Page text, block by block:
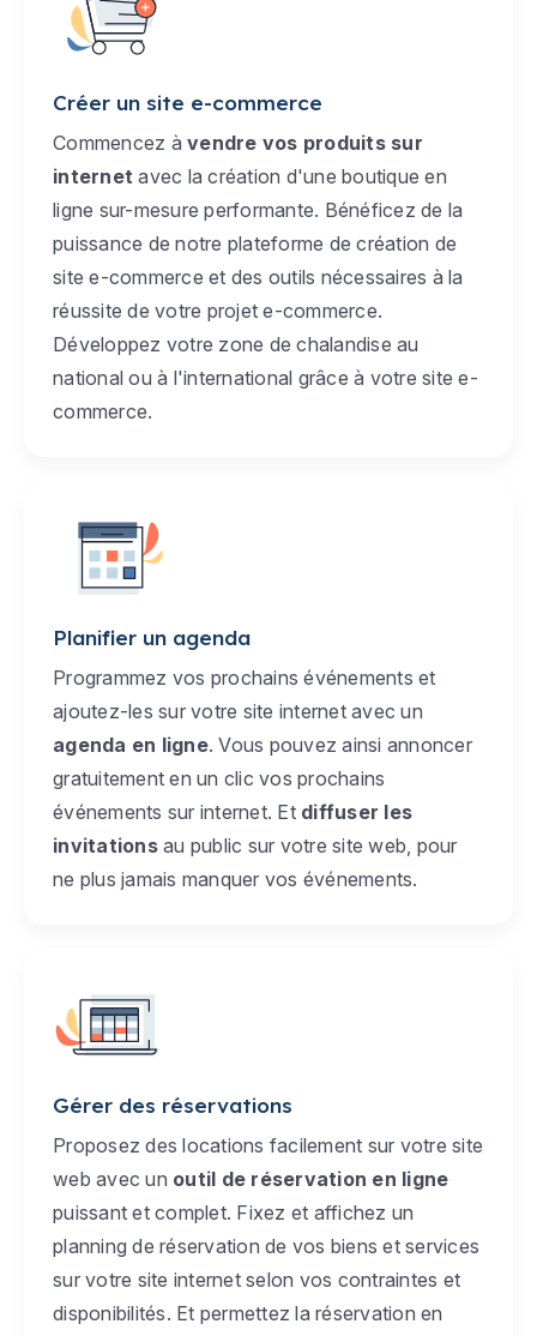
Créer un site e-commerce
Commencez à vendre vos produits sur
internet avec la création d'une boutique en
ligne sur-mesure performante. Bénéficez de la
puissance de notre plateforme de création de
site e-commerce et des outils nécessaires à la
réussite de votre projet e-commerce.
Développez votre zone de chalandise au
national ou à l'international grâce à votre site e-
commerce.
Planifier un agenda
Programmez vos prochains événements et
ajoutez-les sur votre site internet avec un
agenda en ligne. Vous pouvez ainsi annoncer
gratuitement en un clic vos prochains
événements sur internet. Et diffuser les
invitationsau public sur votre site web, pour
ne plus jamais manquer vos événements.
Gérer des réservations
Proposez des locations facilement sur votre site
web avec un outil de réservation en ligne
puissant et complet. Fixez et affichez un
planning de réservation de vos biens et services
sur votre site internet selon vos contraintes et
disponibilités. Et permettez la réservation en